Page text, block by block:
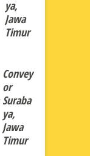
ya,
Jawa
Timur
Convey
or
Suraba
ya,
Jawa
Timur